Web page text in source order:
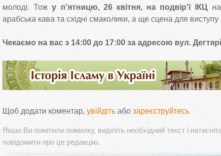
молоді. Тожу п’ятницю, 26 квітня, на подвір’ї ІКЦ
арабська кава та східні смаколики, а ще сцена для виступу
Чекаємо на вас з 14:00 до 17:00 за адресою вул.
Щоб додати коментар,увійдіть або зареєструйтесь
Якшо Ви помітили помилку, виділіть необхідний текст і
повідомити про це редакцію.